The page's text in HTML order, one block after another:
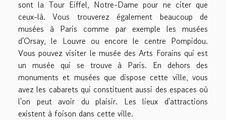
sont la Tour Eiffel, Notre-Dame pour ne citer que
ceux-là. Vous trouverez également beaucoup de
musées à Paris comme par exemple les musées
d'Orsay, le Louvre ou encore le centre Pompidou.
Vous pouvez visiter le musée des Arts Forains qui est
un musée qui se trouve à Paris. En dehors des
monuments et musées que dispose cette ville, vous
avez les cabarets qui constituent aussi des espaces où
l'on peut avoir du plaisir. Les lieux d'attractions
existent à foison dans cette ville.